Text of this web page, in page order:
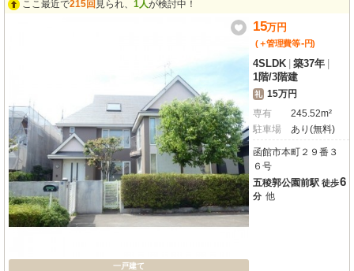
ここ最近で215回 見られ、 1人が検討中！
一戸建て
15万円
(＋管理費等-円)
4SLDK 築37年
1階/3階建
礼 15万円
専有
245.52m²
駐車場
あり(無料)
函館市本町２９番３
６号
五稜郭公園前駅 徒歩6
分 他